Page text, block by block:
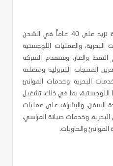
وستمتلك الشركة الجديدة خبرة تزيد على 40 عاماً في الشحن
البحرية، والعمليات اللوجستية
النفط والغاز. وستقدم الشركة
المنتجات البترولية ومختلف
البحرية وخدمات الموانئ
بما في ذلك: تشغيل
السفن، والإشراف على عمليات
البحرية، وخدمات صيانة المراسي،
الموانئ والحاويات.